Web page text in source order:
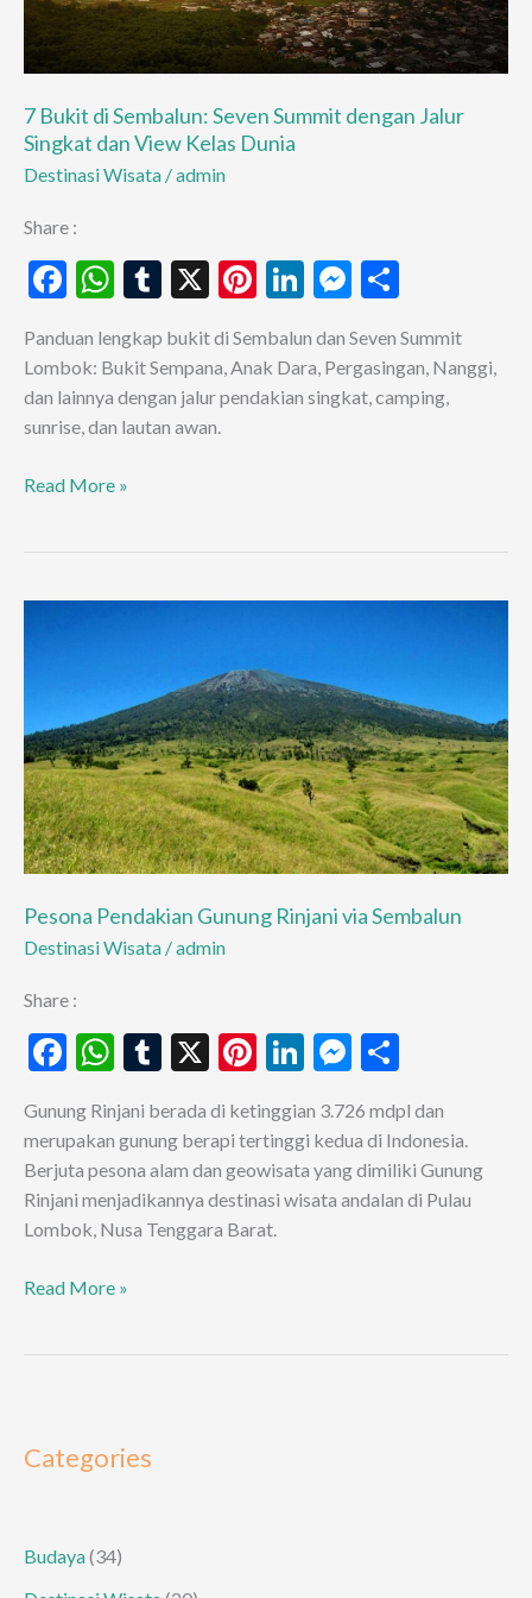
7 Bukit di Sembalun: Seven Summit dengan Jalur
Singkat dan View Kelas Dunia
Destinasi Wisata /admin
Share :
F
e
b
o
o
k
W
at
s
A
p
T
m
bl
r
X
Pi
er
es
Li
ke
dI
M
se
n
ar
e
Panduan lengkap bukit di Sembalun dan Seven Summit
Lombok: Bukit Sempana, Anak Dara, Pergasingan, Nanggi,
dan lainnya dengan jalur pendakian singkat, camping,
sunrise, dan lautan awan.
7
Seven
Singkat
dan
View
Kelas
Dunia
Read More »
Pesona Pendakian Gunung Rinjani via Sembalun
Destinasi Wisata /admin
Share :
F
e
b
o
o
k
W
at
s
A
p
p
T
m
bl
r
X
Pi
er
es
t
Li
ke
dI
n
M
se
n
g
ar
e
Gunung Rinjani berada di ketinggian 3.726 mdpl dan
merupakan gunung berapi tertinggi kedua di Indonesia.
Berjuta pesona alam dan geowisata yang dimiliki Gunung
Rinjani menjadikannya destinasi wisata andalan di Pulau
Lombok, Nusa Tenggara Barat.
Pesona
Read More »
Categories
Budaya(34)